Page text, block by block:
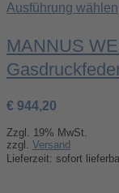
Ausführung wählen
MANNUS
€ 944,20
Zzgl. 19% MwSt.
zzgl. Versand
Lieferzeit: sofort